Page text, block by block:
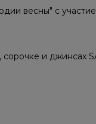
весны" с
и джинсах